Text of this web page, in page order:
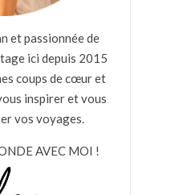
et passionnée de
ici depuis 2015
coups de cœur et
inspirer et vous
vos voyages.
AVEC MOI !